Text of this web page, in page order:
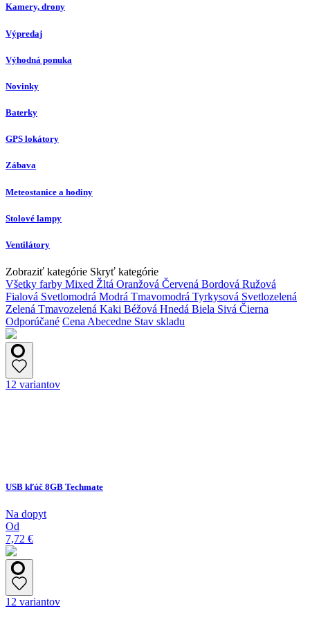
Kamery, drony
Výpredaj
Výhodná ponuka
Novinky
Baterky
GPS lokátory
Zábava
Meteostanice a hodiny
Stolové lampy
Ventilátory
Zobraziť kategórie Skryť kategórie
Všetky farby Mixed Žltá Oranžová Červená Bordová Ružová
Fialová Svetlomodrá Modrá Tmavomodrá Tyrkysová Svetlozelená
Zelená Tmavozelená Kaki Béžová Hnedá Biela Sivá Čierna
Odporúčané Cena Abecedne Stav skladu
12 variantov
USB kľúč 8GB Techmate
Na dopyt
Od
7,72 €
12 variantov